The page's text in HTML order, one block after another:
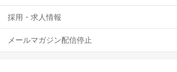
採用・求人情報
メールマガジン配信停止